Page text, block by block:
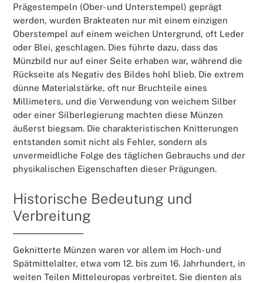
Prägestempeln (Ober- und Unterstempel) geprägt
werden, wurden Brakteaten nur mit einem einzigen
Oberstempel auf einem weichen Untergrund, oft Leder
oder Blei, geschlagen. Dies führte dazu, dass das
Münzbild nur auf einer Seite erhaben war, während die
Rückseite als Negativ des Bildes hohl blieb. Die extrem
dünne Materialstärke, oft nur Bruchteile eines
Millimeters, und die Verwendung von weichem Silber
oder einer Silberlegierung machten diese Münzen
äußerst biegsam. Die charakteristischen Knitterungen
entstanden somit nicht als Fehler, sondern als
unvermeidliche Folge des täglichen Gebrauchs und der
physikalischen Eigenschaften dieser Prägungen.
Historische Bedeutung und
Verbreitung
Geknitterte Münzen waren vor allem im Hoch- und
Spätmittelalter, etwa vom 12. bis zum 16. Jahrhundert, in
weiten Teilen Mitteleuropas verbreitet. Sie dienten als